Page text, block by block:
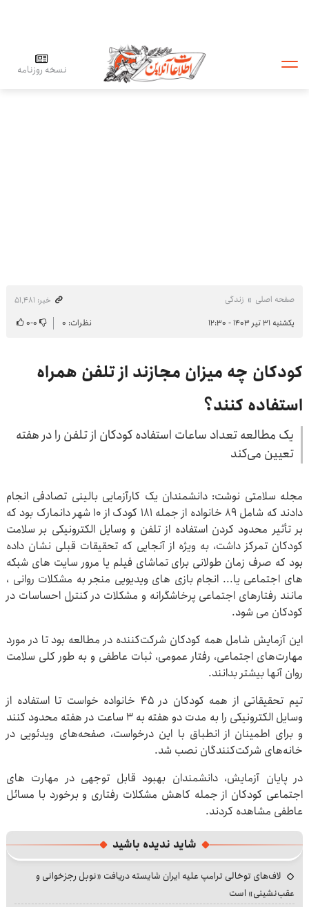
نسخه روزنامه
صفحه اصلی زندگی
خبر: ۵۱٬۴۸۱
یکشنبه ۳۱ تیر ۱۴۰۳ - ۱۲:۳۰
نظرات: ۰ ۰-۰
کودکان چه میزان مجازند از تلفن همراه
استفاده کنند؟
یک مطالعه تعداد ساعات استفاده کودکان از تلفن را در هفته
تعیین می‌کند
مجله سلامتی نوشت: دانشمندان یک کارآزمایی بالینی تصادفی انجام
دادند که شامل 89 خانواده از جمله 181 کودک از 10 شهر دانمارک بود که
بر تأثیر محدود کردن استفاده از تلفن و وسایل الکترونیکی بر سلامت
کودکان تمرکز داشت، به ویژه از آنجایی که تحقیقات قبلی نشان داده
بود که صرف زمان طولانی برای تماشای فیلم یا مرور سایت های شبکه
های اجتماعی یا... انجام بازی های ویدیویی منجر به مشکلات روانی ،
مانند رفتارهای اجتماعی پرخاشگرانه و مشکلات در کنترل احساسات در
کودکان می شود.
این آزمایش شامل همه کودکان شرکت‌کننده در مطالعه بود تا در مورد
مهارت‌های اجتماعی، رفتار عمومی، ثبات عاطفی و به طور کلی سلامت
روان آنها بیشتر بدانند.
تیم تحقیقاتی از همه کودکان در 45 خانواده خواست تا استفاده از
وسایل الکترونیکی را به مدت دو هفته به 3 ساعت در هفته محدود کنند
و برای اطمینان از انطباق با این درخواست، صفحه‌های ویدئویی در
خانه‌های شرکت‌کنندگان نصب شد.
در پایان آزمایش، دانشمندان بهبود قابل توجهی در مهارت های
اجتماعی کودکان از جمله کاهش مشکلات رفتاری و برخورد با مسائل
عاطفی مشاهده کردند.
شاید ندیده باشید
لاف‌های توخالی ترامپ علیه ایران شایسته دریافت «نوبل رجزخوانی و
عقب‌نشینی» است